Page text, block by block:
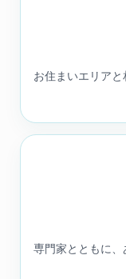
お住まいエリア
専門家とともに